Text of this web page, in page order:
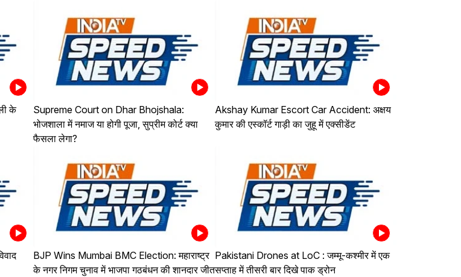
के
Supreme Court on Dhar Bhojshala:
भोजशाला में नमाज या होगी पूजा, सुप्रीम कोर्ट क्या
फैसला लेगा?
Akshay Kumar Escort Car Accident: अक्षय
कुमार की एस्कॉर्ट गाड़ी का जुहू में एक्सीडेंट
BJP Wins Mumbai BMC Election: महाराष्ट्र
के नगर निगम चुनाव में भाजपा गठबंधन की शानदार जीत
Pakistani Drones at LoC : जम्मू-कश्मीर में एक
सप्ताह में तीसरी बार दिखे पाक ड्रोन